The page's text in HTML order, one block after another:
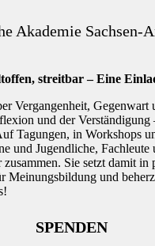
Akademie Sachsen-
streitbar – Eine
Vergangenheit, Gegenwart
und der Verständigung
Tagungen, in Workshops
und Jugendliche, Fachleute
Sie setzt damit in
Meinungsbildung und
SPENDEN